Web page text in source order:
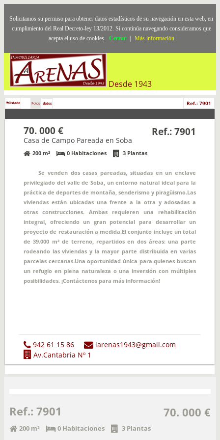
Solicitamos su permiso para obtener datos estadísticos de su navegación en esta web, en
cumplimiento del Real Decreto-ley 13/2012. Si continúa navegando consideramos que
acepta el uso de cookies. Cerrar Más información
Desde 1943
listado Fotos datos Ref.: 7901
70. 000 € Ref.: 7901
Casa de Campo Pareada en Soba
200 m² 0 Habitaciones 3 Plantas
Se venden dos casas pareadas, situadas en un enclave
privilegiado del valle de Soba, un entorno natural ideal para la
práctica de deportes de montaña, senderismo y piragüismo.Las
viviendas están ubicadas una frente a la otra y adosadas a
otras construcciones. Ambas requieren una rehabilitación
integral, ofreciendo un gran potencial para desarrollar un
proyecto de restauración a medida.El conjunto incluye un total
de 39.000 m² de terreno, repartidos en dos áreas: una parte
rodeando las viviendas y la mayor parte distribuida en varias
parcelas cercanas.Una oportunidad única para quienes buscan
un refugio en plena naturaleza o una inversión con múltiples
posibilidades. ¡Contáctenos para más información!
942 61 15 86
iarenas1943@gmail.com
Av.Cantabria Nº 1
Ref.: 7901 70. 000 €
200 m² 0 Habitaciones 3 Plantas